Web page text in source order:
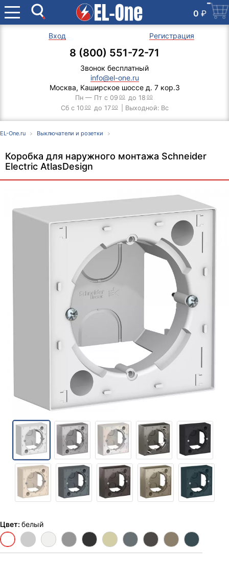
0 ₽
Вход Регистрация
8 (800) 551-72-71
Звонок бесплатный
info@el-one.ru
Москва, Каширское шоссе д. 7 кор.3
Пн — Пт с 09 00 до 18 00
Сб с 10 00 до 17 00 | Выходной: Вс
EL-One.ru Выключатели и розетки
Коробка для наружного монтажа Schneider
Electric AtlasDesign
Цвет: белый